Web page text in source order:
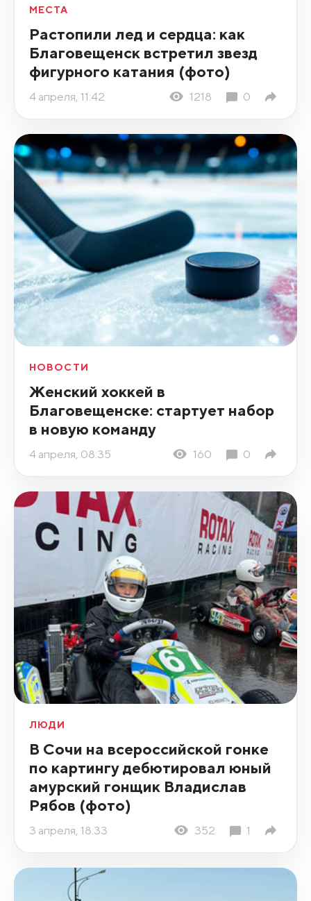
МЕСТА
Растопили лед и сердца: как
Благовещенск встретил звезд
фигурного катания (фото)
4 апреля, 11:42 1218 0
НОВОСТИ
Женский хоккей в
Благовещенске: стартует набор
в новую команду
4 апреля, 08:35 160 0
ЛЮДИ
В Сочи на всероссийской гонке
по картингу дебютировал юный
амурский гонщик Владислав
Рябов (фото)
3 апреля, 18:33 352 1